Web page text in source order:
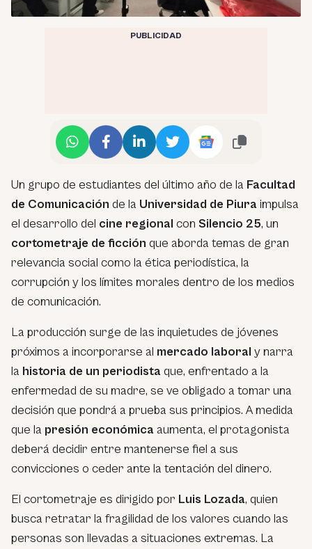
PUBLICIDAD
Un grupo de estudiantes del último año de la Facultad
de Comunicación de la Universidad de Piura impulsa
el desarrollo del cine regional con Silencio 25, un
cortometraje de ficción que aborda temas de gran
relevancia social como la ética periodística, la
corrupción y los límites morales dentro de los medios
de comunicación.
La producción surge de las inquietudes de jóvenes
próximos a incorporarse al mercado laboral y narra
la historia de un periodista que, enfrentado a la
enfermedad de su madre, se ve obligado a tomar una
decisión que pondrá a prueba sus principios. A medida
que la presión económica aumenta, el protagonista
deberá decidir entre mantenerse fiel a sus
convicciones o ceder ante la tentación del dinero.
El cortometraje es dirigido por Luis Lozada, quien
busca retratar la fragilidad de los valores cuando las
personas son llevadas a situaciones extremas. La